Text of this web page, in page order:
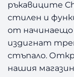
ръкавиците
стилен и
от начинаещо
издигнат
стъпало.
нашия